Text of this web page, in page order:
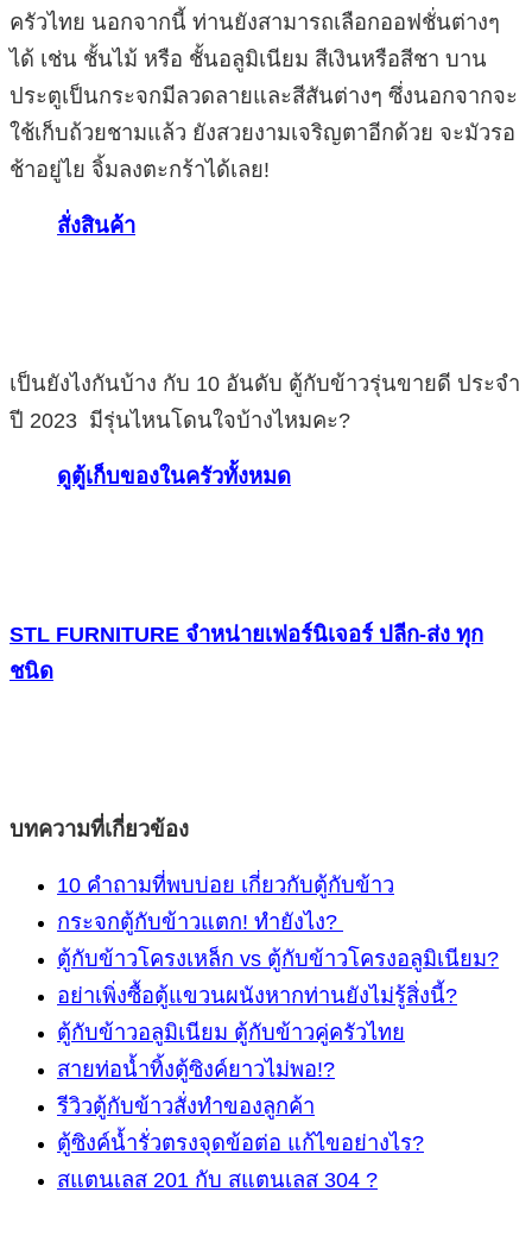
ครัวไทย นอกจากนี้ ท่านยังสามารถเลือกออฟชั่นต่างๆ
ได้ เช่น ชั้นไม้ หรือ ชั้นอลูมิเนียม สีเงินหรือสีชา บาน
ประตูเป็นกระจกมีลวดลายและสีสันต่างๆ ซึ่งนอกจากจะ
ใช้เก็บถ้วยชามแล้ว ยังสวยงามเจริญตาอีกด้วย จะมัวรอ
ช้าอยู่ไย จิ้มลงตะกร้าได้เลย!
สั่งสินค้า
เป็นยังไงกันบ้าง กับ 10 อันดับ ตู้กับข้าวรุ่นขายดี ประจำ
ปี 2023 มีรุ่นไหนโดนใจบ้างไหมคะ?
ดูตู้เก็บของในครัวทั้งหมด
STL FURNITURE จำหน่ายเฟอร์นิเจอร์ ปลีก-ส่ง ทุก
ชนิด
บทความที่เกี่ยวข้อง
10 คำถามที่พบบ่อย เกี่ยวกับตู้กับข้าว
กระจกตู้กับข้าวแตก! ทำยังไง?
ตู้กับข้าวโครงเหล็ก vs ตู้กับข้าวโครงอลูมิเนียม?
อย่าเพิ่งซื้อตู้แขวนผนังหากท่านยังไม่รู้สิ่งนี้?
ตู้กับข้าวอลูมิเนียม ตู้กับข้าวคู่ครัวไทย
สายท่อน้ำทิ้งตู้ซิงค์ยาวไม่พอ!?
รีวิวตู้กับข้าวสั่งทำของลูกค้า
ตู้ซิงค์น้ำรั่วตรงจุดข้อต่อ แก้ไขอย่างไร?
สแตนเลส 201 กับ สแตนเลส 304 ?